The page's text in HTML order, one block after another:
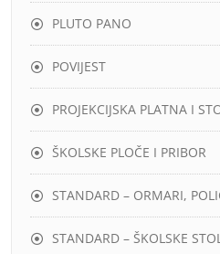
PLUTO PANO
POVIJEST
PROJEKCIJSKA PLATNA I
ŠKOLSKE PLOČE I PRIBOR
STANDARD – ORMARI,
STANDARD – ŠKOLSKE